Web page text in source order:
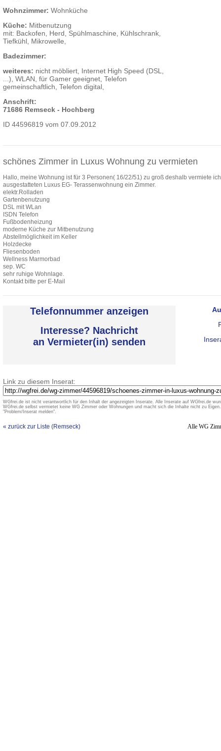
Wohnzimmer: Wohnküche
Küche: Mitbenutzung
mit: Backofen, Herd, Spühlmaschine, Kühlschrank,
Tiefkühl, Mikrowelle,
Badezimmer:
weiteres: nicht möbliert, Internet High Speed (DSL,
...), WLAN, für Gamer geeignet, Telefon
gemeinschaftlich, Telefon digital,
Anschrift:
71686 Remseck - Hochberg
ID 44596819 vom 07.09.2012
schönes Zimmer in Luxus Wohnung zu vermieten
Hallo, meine Wohnung ist für 3 Personen( 16/22/51) zu groß deshalb vermiete
ausgestatteten Luxus EG- Terassenwohnung ein Zimmer.
elektr.Rolladen
Gartenbenutzung
DSL mit WLan
ISDN Telefon
Fußbodenheizung
moderne Küche zur Mitbenutzung
Abstellmöglichkeit im Keller
Holzdecke
Fliesenboden
Wellness Marmorbad
sep. WC
sehr ruhige Wohnlage.
Kontakt bitte per E-Mail
Telefonnummer anzeigen
Interesse? Nachricht
an Vermieter(in) senden
Link zu diesem Inserat:
WGfrei.de ist nicht verantwortlich für den Inhalt der angezeigten Inserate. Alle Inserate auf WGfrei.de
WGfrei.de selbst vermietet keine WG Zimmer oder Wohnungen und macht sich die Inhalte nicht zu
"Problem/Inserat melden".
« zurück zur Liste (Remseck) Alle WG